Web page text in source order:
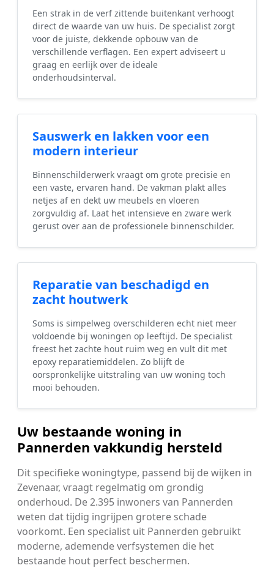
Een strak in de verf zittende buitenkant verhoogt
direct de waarde van uw huis. De specialist zorgt
voor de juiste, dekkende opbouw van de
verschillende verflagen. Een expert adviseert u
graag en eerlijk over de ideale
onderhoudsinterval.
Sauswerk en lakken voor een
modern interieur
Binnenschilderwerk vraagt om grote precisie en
een vaste, ervaren hand. De vakman plakt alles
netjes af en dekt uw meubels en vloeren
zorgvuldig af. Laat het intensieve en zware werk
gerust over aan de professionele binnenschilder.
Reparatie van beschadigd en
zacht houtwerk
Soms is simpelweg overschilderen echt niet meer
voldoende bij woningen op leeftijd. De specialist
freest het zachte hout ruim weg en vult dit met
epoxy reparatiemiddelen. Zo blijft de
oorspronkelijke uitstraling van uw woning toch
mooi behouden.
Uw bestaande woning in
Pannerden vakkundig hersteld
Dit specifieke woningtype, passend bij de wijken in
Zevenaar, vraagt regelmatig om grondig
onderhoud. De 2.395 inwoners van Pannerden
weten dat tijdig ingrijpen grotere schade
voorkomt. Een specialist uit Pannerden gebruikt
moderne, ademende verfsystemen die het
bestaande hout perfect beschermen.